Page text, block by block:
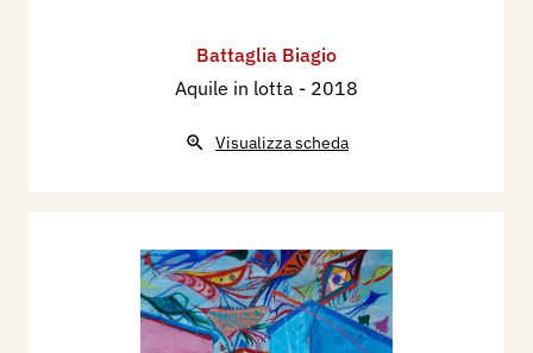
Battaglia Biagio
Aquile in lotta - 2018
Visualizza scheda